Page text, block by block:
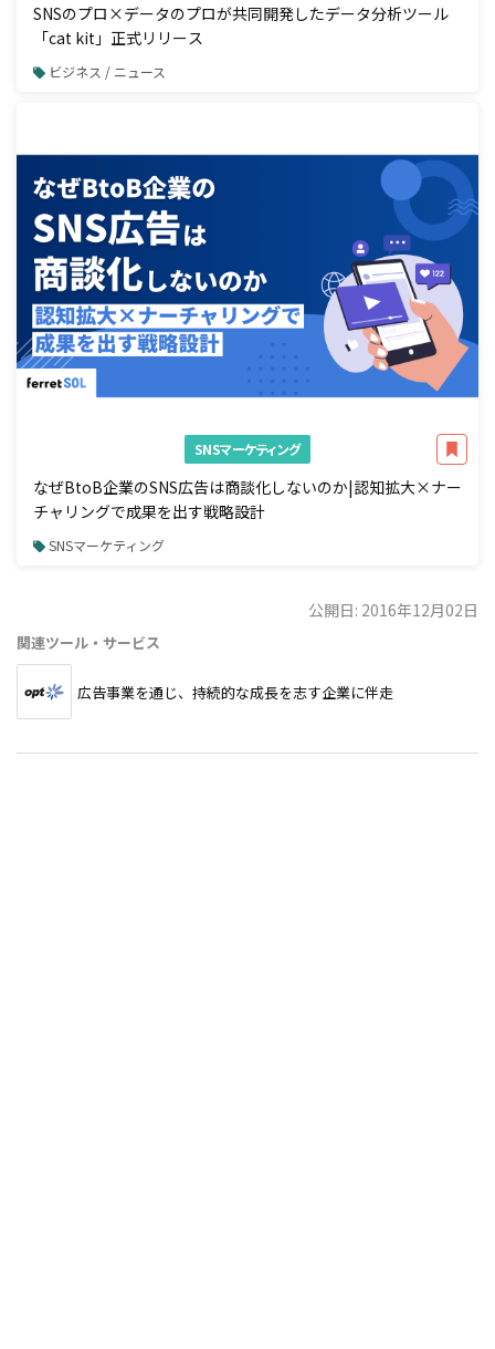
SNSのプロ×データのプロが共同開発したデータ分析ツール
「cat kit」正式リリース
ビジネス / ニュース
SNSマーケティング
なぜBtoB企業のSNS広告は商談化しないのか|認知拡大×ナー
チャリングで成果を出す戦略設計
SNSマーケティング
公開日: 2016年12月02日
関連ツール・サービス
広告事業を通じ、持続的な成長を志す企業に伴走